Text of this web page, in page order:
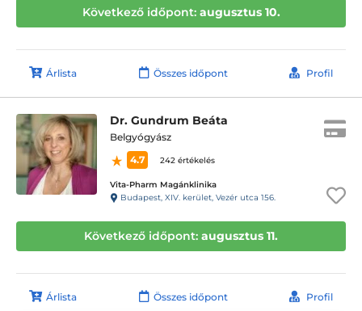
Következő időpont: augusztus 10.
Árlista Összes időpont Profil
Dr. Gundrum Beáta
Belgyógyász
4.7
242 értékelés
Vita-Pharm Magánklinika
Budapest, XIV. kerület, Vezér utca 156.
Következő időpont: augusztus 11.
Árlista Összes időpont Profil